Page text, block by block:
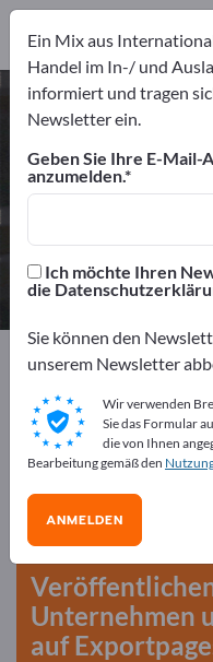
Anbieter
2
Exportpages
Kostenlos
Exportpages!
Bedarfe – Angebote –
Unternehmen
auf
Ein Mix aus
Handel im In-/ und
informiert und tragen
Newsletter ein.
Geben Sie Ihre E-Mail-
anzumelden.
Ich möchte Ihren
die
Sie können den
unserem Newsletter
Wir verwenden
Sie das Formular
die von Ihnen
Bearbeitung gemäß den
ANMELDEN